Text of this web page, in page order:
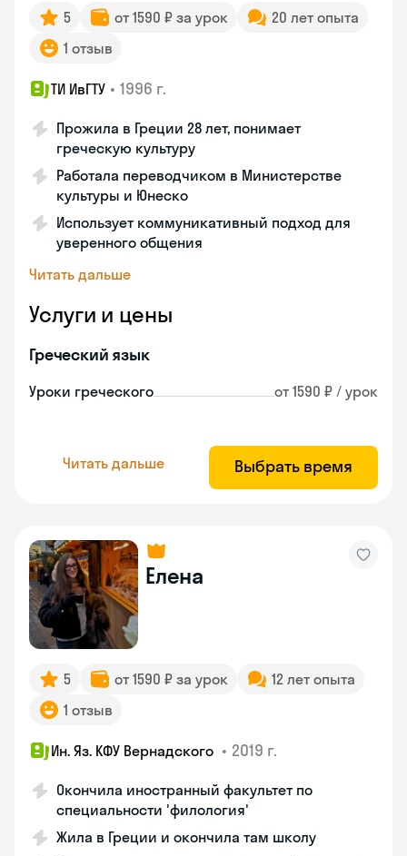
5 от 1590 ₽ за урок
20 лет опыта
1 отзыв
ТИ ИвГТУ • 1996 г.
Прожила в Греции 28 лет, понимает
греческую культуру
Работала переводчиком в Министерстве
культуры и Юнеско
Использует коммуникативный подход для
уверенного общения
Читать дальше
Услуги и цены
Греческий язык
Уроки греческого от 1590 ₽ / урок
Читать дальше Выбрать время
Елена
5 от 1590 ₽ за урок
12 лет опыта
1 отзыв
Ин. Яз. КФУ Вернадского • 2019 г.
Окончила иностранный факультет по
специальности 'филология'
Жила в Греции и окончила там школу